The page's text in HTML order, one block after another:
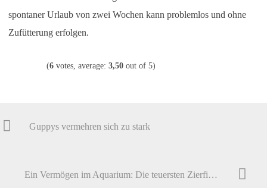
spontaner Urlaub von zwei Wochen kann problemlos und ohne
Zufütterung erfolgen.
(6 votes, average: 3,50 out of 5)
Guppys vermehren sich zu stark
Ein Vermögen im Aquarium: Die teuersten Zierfische der Welt